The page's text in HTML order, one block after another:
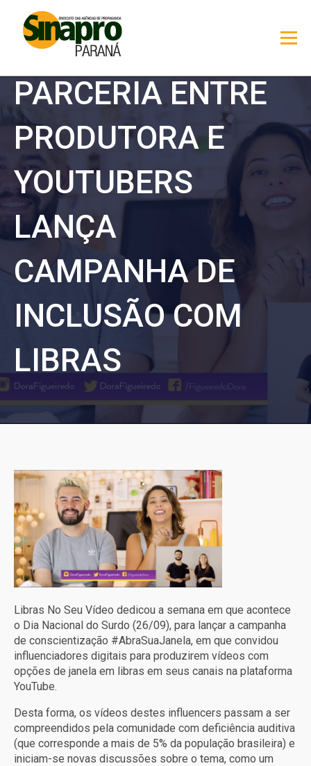
PARCERIA ENTRE
PRODUTORA E
YOUTUBERS
LANÇA
CAMPANHA DE
INCLUSÃO COM
LIBRAS
Libras No Seu Vídeo dedicou a semana em que acontece
o Dia Nacional do Surdo (26/09), para lançar a campanha
de conscientização #AbraSuaJanela, em que convidou
influenciadores digitais para produzirem vídeos com
opções de janela em libras em seus canais na plataforma
YouTube.
Desta forma, os vídeos destes influencers passam a ser
compreendidos pela comunidade com deficiência auditiva
(que corresponde a mais de 5% da população brasileira) e
iniciam-se novas discussões sobre o tema, como um